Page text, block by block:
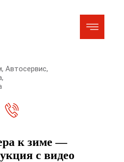
Автосервис,
к зиме —
с видео